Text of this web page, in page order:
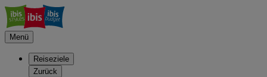
Menü
Reiseziele
Zurück